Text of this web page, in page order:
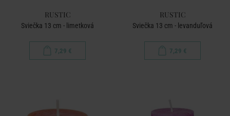
RUSTIC
Sviečka 13 cm - limetková
7,29 €
RUSTIC
Sviečka 13 cm - levanduľová
7,29 €